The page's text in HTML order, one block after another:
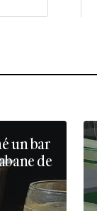
un bar
de